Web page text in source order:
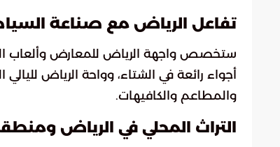
تفاعل الرياض مع صناعة
ستخصص واجهة الرياض للمعارض وألعاب
أجواء رائعة في الشتاء، وواحة الرياض
والمطاعم والكافيهات.
التراث المحلي في الرياض